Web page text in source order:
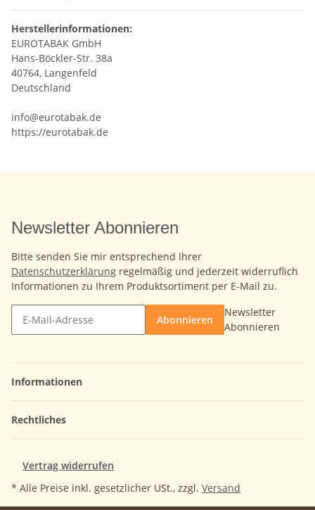
Herstellerinformationen:
EUROTABAK GmbH
Hans-Böckler-Str. 38a
40764, Langenfeld
Deutschland
info@eurotabak.de
https://eurotabak.de
Newsletter Abonnieren
Bitte senden Sie mir entsprechend Ihrer
Datenschutzerklärung regelmäßig und jederzeit widerruflich
Informationen zu Ihrem Produktsortiment per E-Mail zu.
Abonnieren
Newsletter
Abonnieren
Informationen
Rechtliches
Vertrag widerrufen
* Alle Preise inkl. gesetzlicher USt., zzgl. Versand